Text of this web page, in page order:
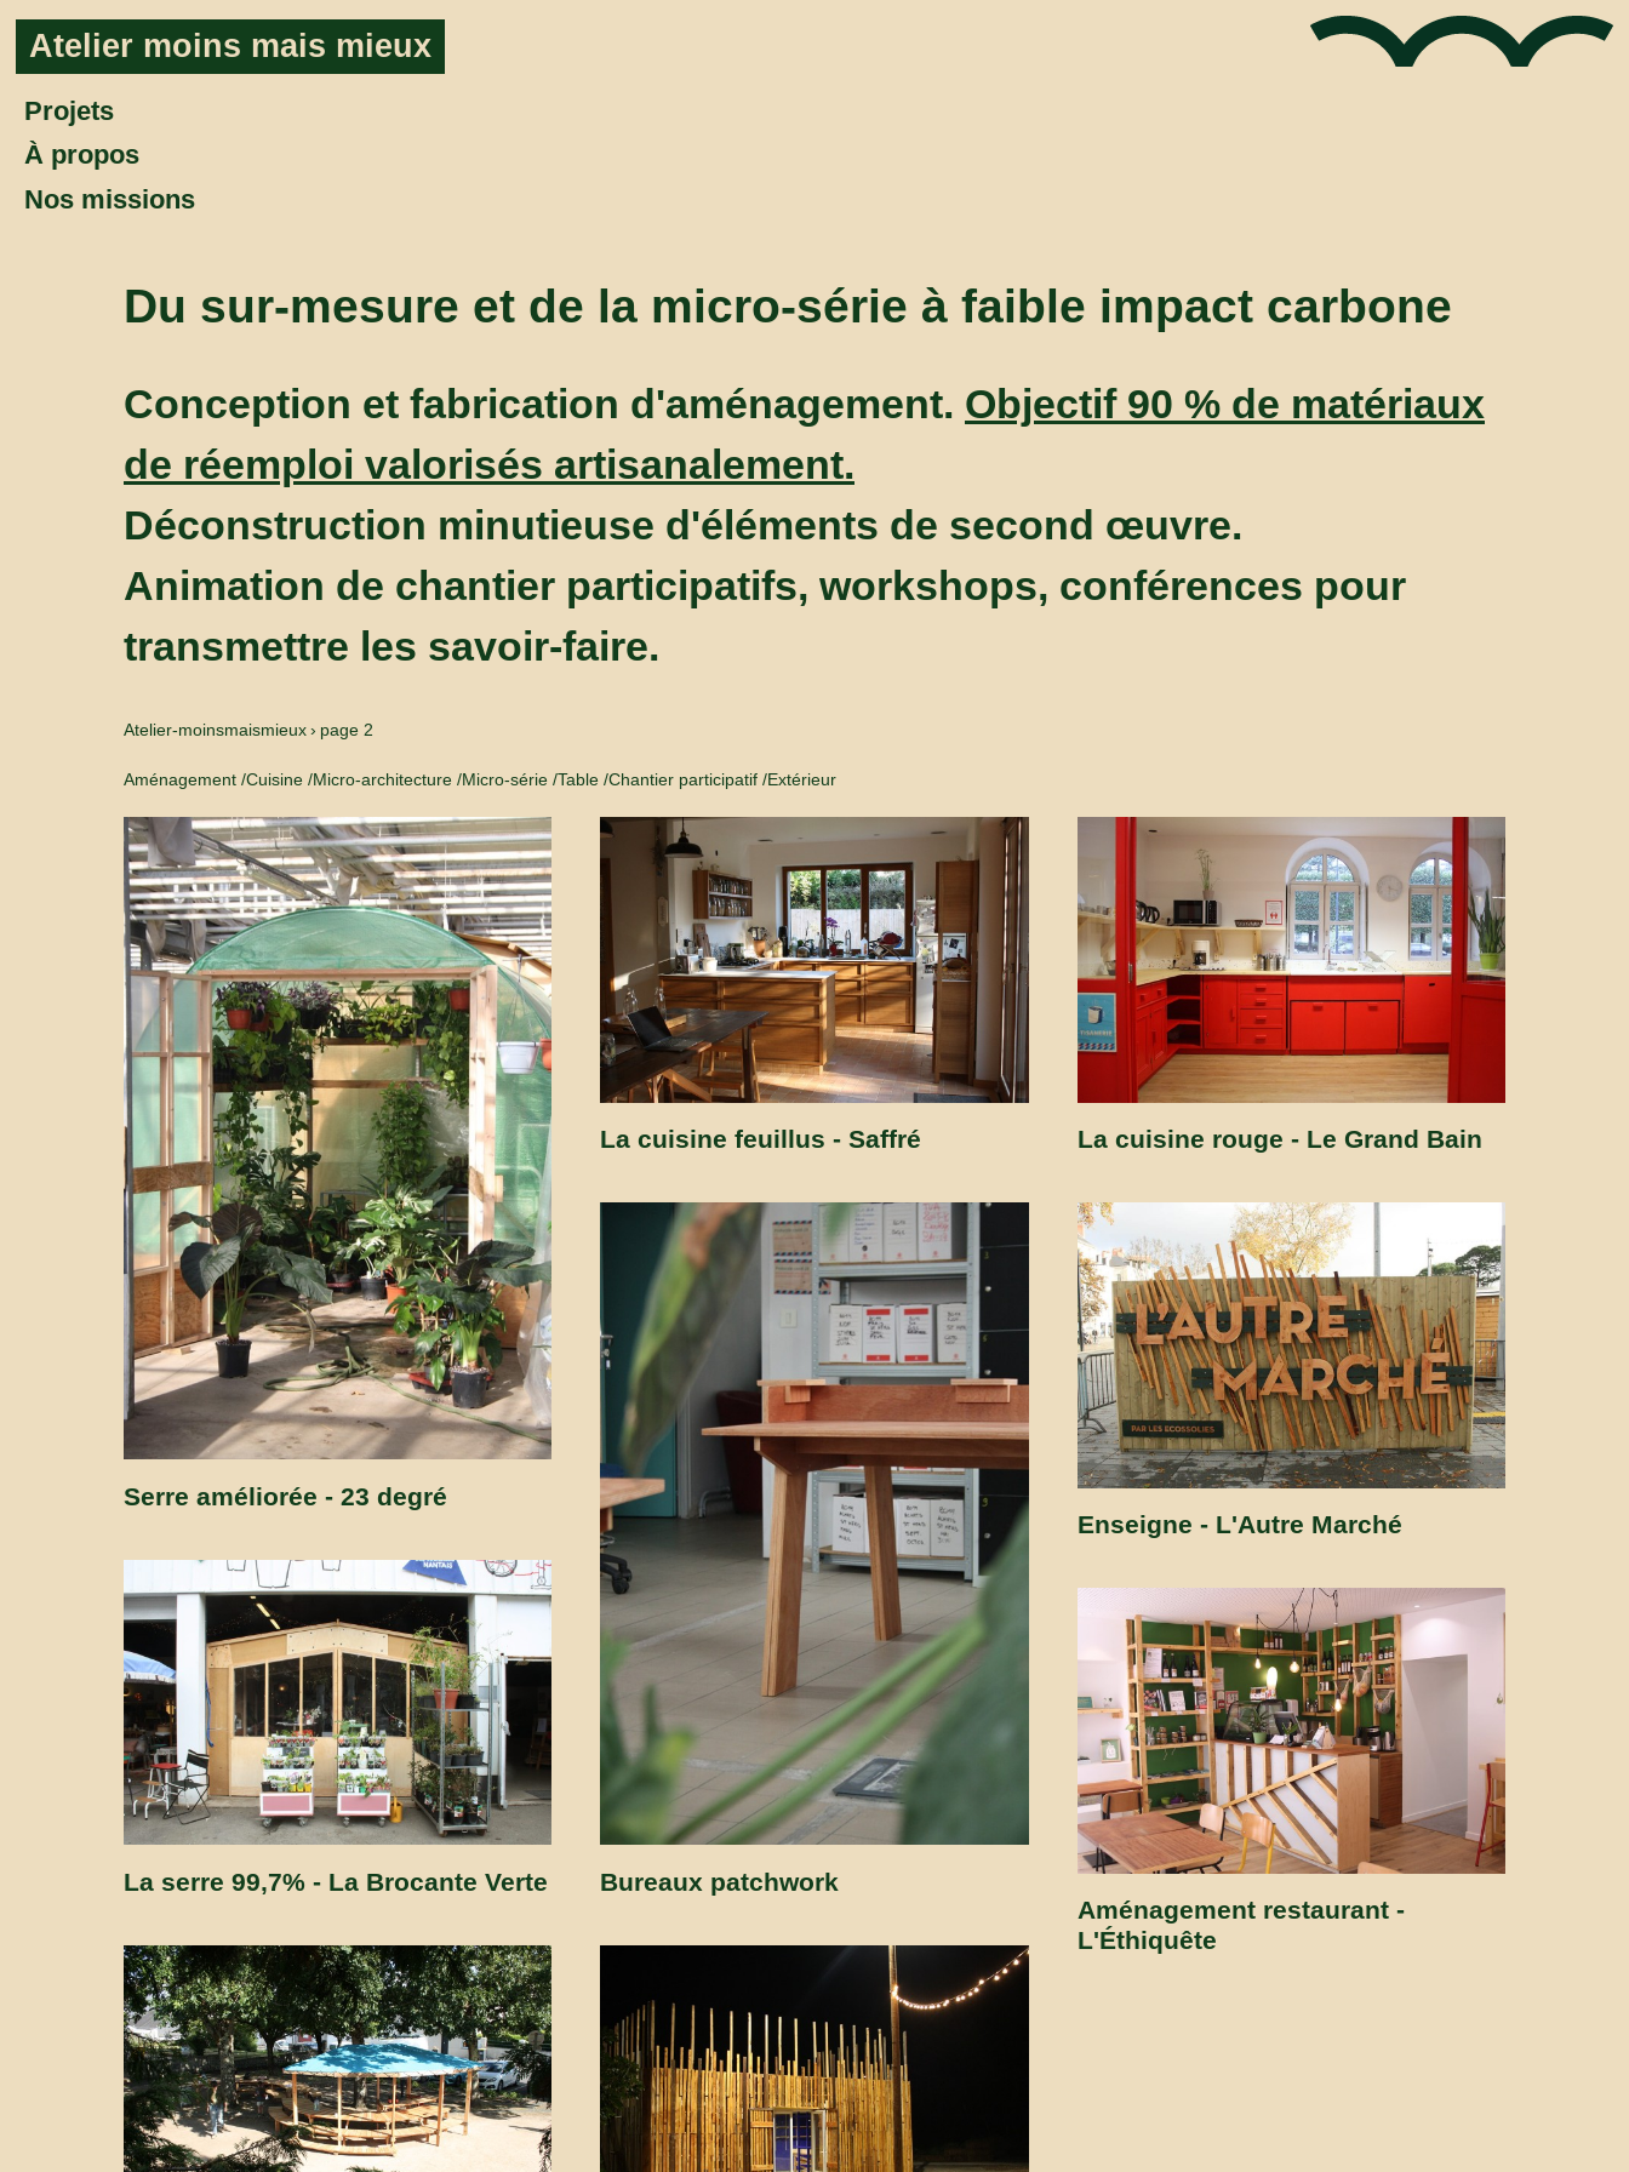
Aller au contenu
Atelier moins mais mieux
Projets
À propos
Nos missions
Du sur-mesure et de la micro-série à faible impact carbone
Conception et fabrication d'aménagement. Objectif 90 % de matériaux
de réemploi valorisés artisanalement.
Déconstruction minutieuse d'éléments de second œuvre.
Animation de chantier participatifs, workshops, conférences pour
transmettre les savoir-faire.
Atelier-moinsmaismieux page 2
Aménagement Cuisine Micro-architecture Micro-série Table Chantier participatif Extérieur
Serre améliorée - 23 degré
La serre 99,7% - La Brocante Verte
La cuisine feuillus - Saffré
Bureaux patchwork
La cuisine rouge - Le Grand Bain
Enseigne - L'Autre Marché
Aménagement restaurant -
L'Éthiquête